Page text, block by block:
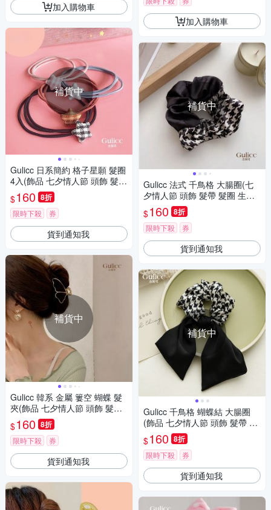
加入購物車
補貨中
Gulicc 日系簡約 格子星願 髮圈
4入(飾品 七夕情人節 頭飾 髮帶
髮圈 生日禮物 )
$160 8折
限時下殺 券
貨到通知我
補貨中
Gulicc 韓系 金屬 簍空 蝴蝶 髮
夾(飾品 七夕情人節 頭飾 髮帶
髮箍 生日禮物 主題穿搭 約會 )
$160 8折
限時下殺 券
貨到通知我
加入購物車
補貨中
Gulicc 法式 千鳥格 大腸圈(七
夕情人節 頭飾 髮帶 髮圈 生日
禮物 )
$160 8折
限時下殺 券
貨到通知我
補貨中
Gulicc 千鳥格 蝴蝶結 大腸圈
(飾品 七夕情人節 頭飾 髮帶 髮
箍 生日禮物 主題穿搭 約會 )
$160 8折
限時下殺 券
貨到通知我